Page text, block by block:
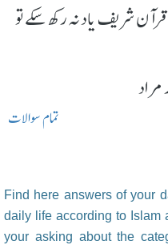
شریف یاد نہ رکھ سکے تو
تمام سوالات
Find here answers of your
daily life according to Islam
your asking about the